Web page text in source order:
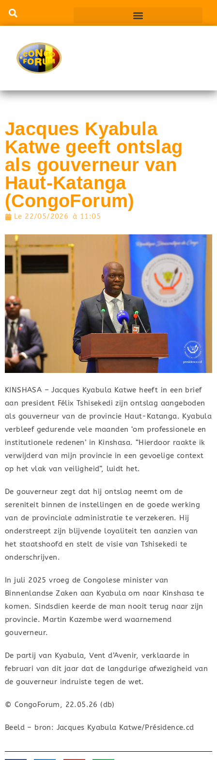
Jacques Kyabula
Katwe geeft ontslag
als gouverneur van
Haut-Katanga
(CongoForum)
Le 22/05/2026 à 11:05
KINSHASA – Jacques Kyabula Katwe heeft in een brief
aan president Félix Tshisekedi zijn ontslag aangeboden
als gouverneur van de provincie Haut-Katanga. Kyabula
verbleef gedurende vele maanden ‘om professionele en
institutionele redenen’ in Kinshasa. “Hierdoor raakte ik
verwijderd van mijn provincie in een gevoelige context
op het vlak van veiligheid”, luidt het.
De gouverneur zegt dat hij ontslag neemt om de
sereniteit binnen de instellingen en de goede werking
van de provinciale administratie te verzekeren. Hij
onderstreept zijn blijvende loyaliteit ten aanzien van
het staatshoofd en stelt de visie van Tshisekedi te
onderschrijven.
In juli 2025 vroeg de Congolese minister van
Binnenlandse Zaken aan Kyabula om naar Kinshasa te
komen. Sindsdien keerde de man nooit terug naar zijn
provincie. Martin Kazembe werd waarnemend
gouverneur.
De partij van Kyabula, Vent d’Avenir, verklaarde in
februari van dit jaar dat de langdurige afwezigheid van
de gouverneur indruiste tegen de wet.
© CongoForum, 22.05.26 (db)
Beeld – bron: Jacques Kyabula Katwe/Présidence.cd